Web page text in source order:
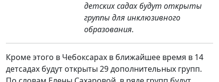
детских садах будут открыты
группы для инклюзивного
образования.
Кроме этого в Чебоксарах в ближайшее время в 14
детсадах будут открыты 29 дополнительных групп.